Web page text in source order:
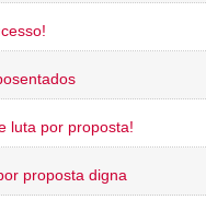
luta por proposta!
proposta digna